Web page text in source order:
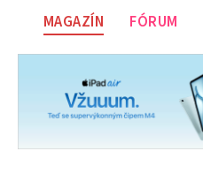
MAGAZÍN FÓRUM